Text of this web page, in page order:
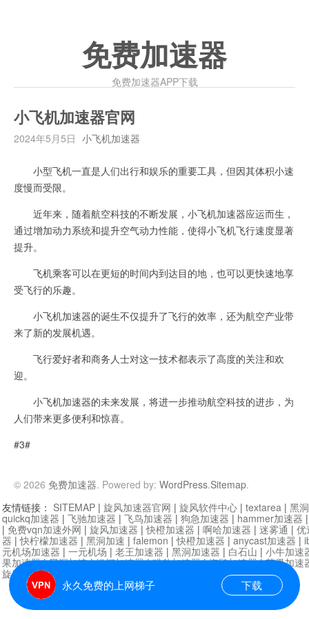
免费加速器
免费加速器APP下载
小飞机加速器官网
2024年5月5日 小飞机加速器
小型飞机一直是人们出行和娱乐的重要工具，但因其体积小速
度慢而受限。
近年来，随着航空科技的不断发展，小飞机加速器应运而生，
通过增加动力系统和提升空气动力性能，使得小飞机飞行速度显著
提升。
飞机乘客可以在更短的时间内到达目的地，也可以更快速地享
受飞行的乐趣。
小飞机加速器的诞生不仅提升了飞行的效率，还为航空产业带
来了新的发展机遇。
飞行爱好者和商务人士对这一技术都表示了高度的关注和欢
迎。
小飞机加速器的未来发展，将进一步推动航空科技的进步，为
人们带来更多便利和惊喜。
#3#
© 2026 免费加速器. Powered by: WordPress.Sitemap.
永久免费的上网梯子 下载
友情链接： SITEMAP | 旋风加速器官网 | 旋风软件中心 | textarea | 黑
quickq加速器 | 飞驰加速器 | 飞鸟加速器 | 狗急加速器 | hammer加速器
| 免费vqn加速外网 | 旋风加速器 |快橙加速器 | 啊哈加速器 | 迷雾通 | 优
器 |快柠檬加速器 | 黑洞加速 | falemon |快橙加速器 | anycast加速器 |
元机场加速器 | 一元机场 | 老王加速器 | 黑洞加速器 | 白石山 | 小牛加速
果加速器|黑洞加速|银河加速器|猎豹加速器|海鸥加速器|芒果加速
旋风加速器度器